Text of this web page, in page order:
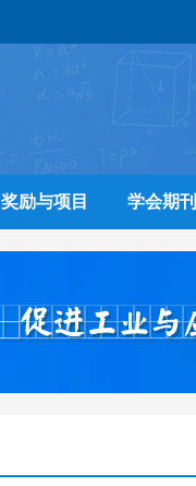
奖励与项目 学会期刊